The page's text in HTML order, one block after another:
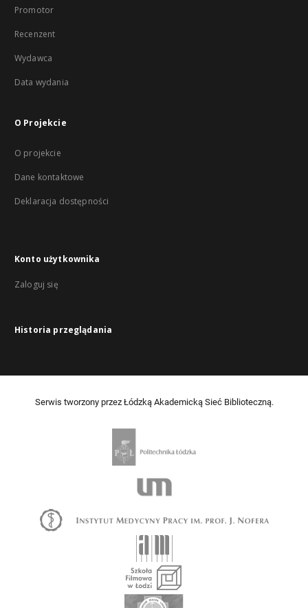
Promotor
Recenzent
Wydawca
Data wydania
O Projekcie
O projekcie
Dane kontaktowe
Deklaracja dostępności
Konto użytkownika
Zaloguj się
Historia przeglądania
Serwis tworzony przez Łódzką Akademicką Sieć Biblioteczną.